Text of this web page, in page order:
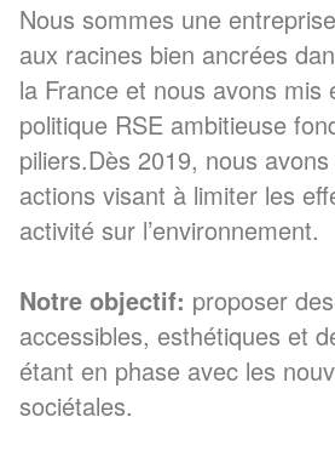
Nous sommes une
aux racines bien ancrées
la France et nous avons mis
politique RSE ambitieuse
piliers.Dès 2019, nous
actions visant à limiter les
activité sur l’environnement.
Notre objectif: proposer
accessibles, esthétiques et
étant en phase avec les
sociétales.